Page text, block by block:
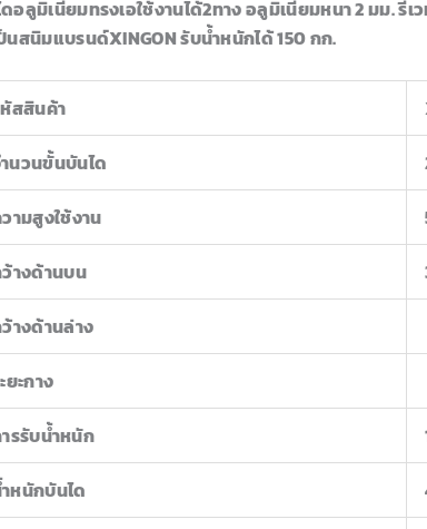
อลูมิเนียมทรงเอใช้งานได้2ทาง อลูมิเนียมหนา 2 มม.
นสนิมแบรนด์XINGON รับน้ำหนักได้ 150 กก.
สสินค้า
นวนขั้นบันได
ามสูงใช้งาน
างด้านบน
างด้านล่าง
ยะกาง
รรับน้ำหนัก
หนักบันได